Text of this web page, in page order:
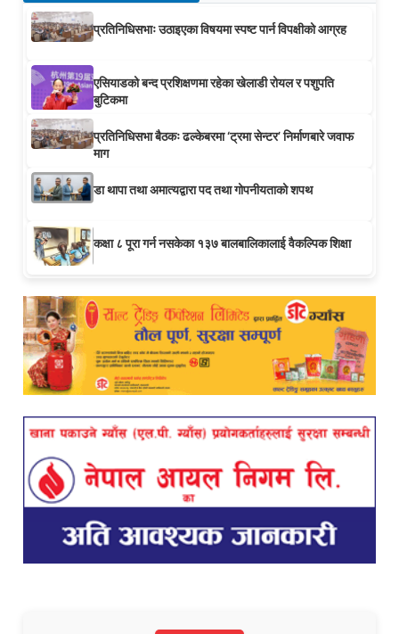
प्रतिनिधिसभाः उठाइएका विषयमा स्पष्ट पार्न विपक्षीको आग्रह
एसियाडको बन्द प्रशिक्षणमा रहेका खेलाडी रोयल र पशुपति
बुटिकमा
प्रतिनिधिसभा बैठकः ढल्केबरमा ‘ट्रमा सेन्टर’ निर्माणबारे जवाफ
माग
डा थापा तथा अमात्यद्वारा पद तथा गोपनीयताको शपथ
कक्षा ८ पूरा गर्न नसकेका १३७ बालबालिकालाई वैकल्पिक शिक्षा